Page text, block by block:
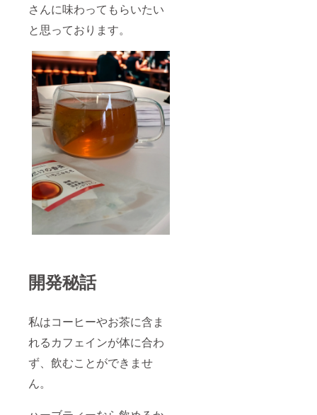
さんに味わってもらいたい
と思っております。
開発秘話
私はコーヒーやお茶に含ま
れるカフェインが体に合わ
ず、飲むことができませ
ん。